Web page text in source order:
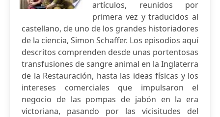
artículos, reunidos por
primera vez y traducidos al
castellano, de uno de los grandes historiadores
de la ciencia, Simon Schaffer. Los episodios aquí
descritos comprenden desde unas portentosas
transfusiones de sangre animal en la Inglaterra
de la Restauración, hasta las ideas físicas y los
intereses comerciales que impulsaron el
negocio de las pompas de jabón en la era
victoriana, pasando por las vicisitudes del